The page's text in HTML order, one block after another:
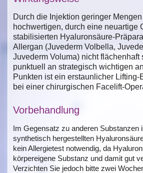
Durch die Injektion geringer
hochwertigen, durch eine neuartige
stabilisierten Hyaluronsäure-
Allergan (Juvederm Volbella,
Juvederm Voluma) nicht flächenhaft
punktuell an strategisch wichtigen
Punkten ist ein erstaunlicher Lifting-
bei einer chirurgischen Facelift-
Vorbehandlung
Im Gegensatz zu anderen Substanzen
synthetisch hergestellten
kein Allergietest notwendig, da
körpereigene Substanz und damit gut
Verzichten Sie jedoch bitte zwei